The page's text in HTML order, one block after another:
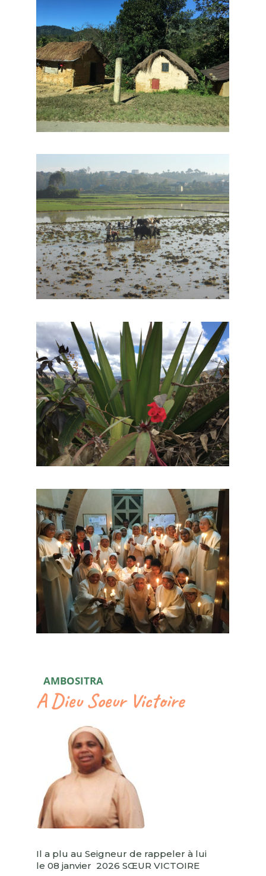
AMBOSITRA
A Dieu Soeur Victoire
Il a plu au Seigneur de rappeler à lui
le 08 janvier 2026 SŒUR VICTOIRE